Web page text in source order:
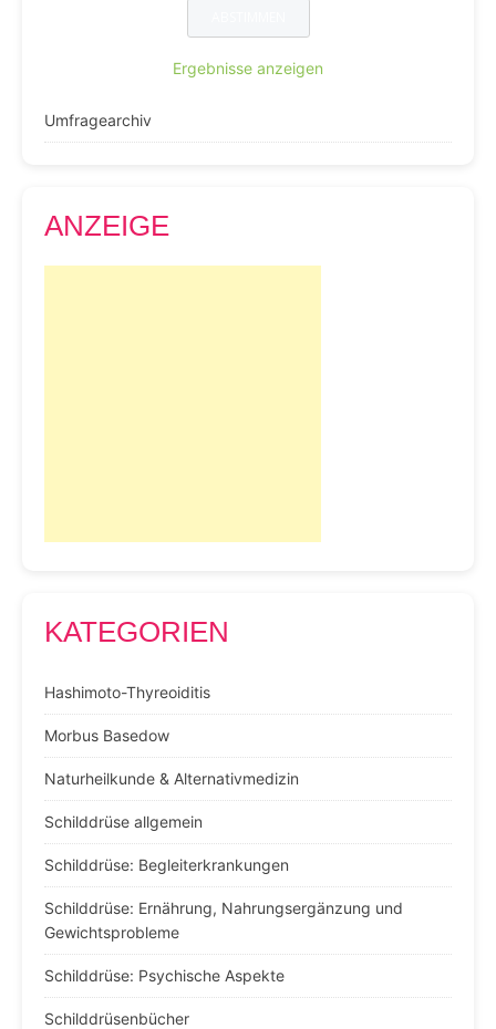
Ergebnisse anzeigen
Umfragearchiv
ANZEIGE
KATEGORIEN
Hashimoto-Thyreoiditis
Morbus Basedow
Naturheilkunde & Alternativmedizin
Schilddrüse allgemein
Schilddrüse: Begleiterkrankungen
Schilddrüse: Ernährung, Nahrungsergänzung und
Gewichtsprobleme
Schilddrüse: Psychische Aspekte
Schilddrüsenbücher